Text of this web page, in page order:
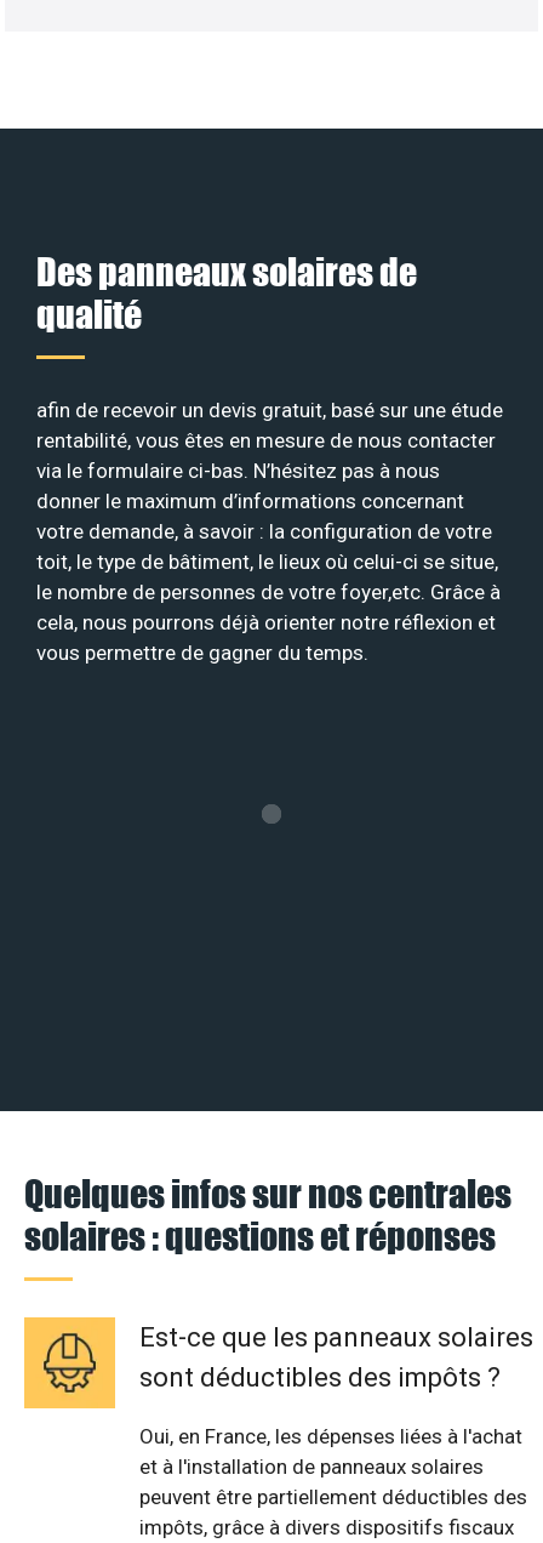
Des panneaux solaires de
qualité
afin de recevoir un devis gratuit, basé sur une étude
rentabilité, vous êtes en mesure de nous contacter
via le formulaire ci-bas. N’hésitez pas à nous
donner le maximum d’informations concernant
votre demande, à savoir : la configuration de votre
toit, le type de bâtiment, le lieux où celui-ci se situe,
le nombre de personnes de votre foyer,etc. Grâce à
cela, nous pourrons déjà orienter notre réflexion et
vous permettre de gagner du temps.
Quelques infos sur nos centrales
solaires : questions et réponses
Est-ce que les panneaux solaires
sont déductibles des impôts ?
Oui, en France, les dépenses liées à l'achat
et à l'installation de panneaux solaires
peuvent être partiellement déductibles des
impôts, grâce à divers dispositifs fiscaux